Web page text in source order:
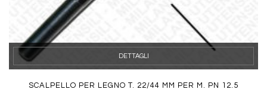
DETTAGLI
SCALPELLO PER LEGNO T. 22/44 MM PER M. PN 12.5